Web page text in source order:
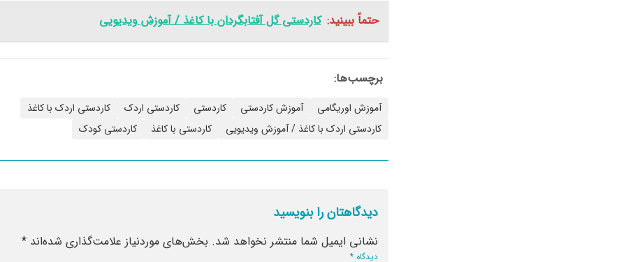
حتماً ببینید: کاردستی گل آفتابگردان با کاغذ / آموزش ویدیویی
برچسب‌ها:
آموزش اوریگامی آموزش کاردستی کاردستی کاردستی اردک
کاردستی اردک با کاغذ
کاردستی اردک با کاغذ / آموزش ویدیویی
کاردستی با کاغذ کاردستی کودک
دیدگاهتان را بنویسید
نشانی ایمیل شما منتشر نخواهد شد. بخش‌های موردنیاز علامت‌گذاری شده‌اند*
دیدگاه*